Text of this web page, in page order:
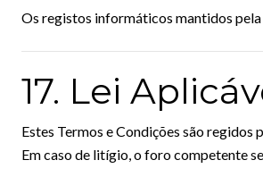
Os registos informáticos mantidos
17. Lei
Estes Termos e Condições são regidos
Em caso de litígio, o foro competente